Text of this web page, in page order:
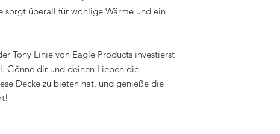
sorgt überall für wohlige Wärme und ein
Tony Linie von Eagle Products investierst
Gönne dir und deinen Lieben die
Decke zu bieten hat, und genieße die